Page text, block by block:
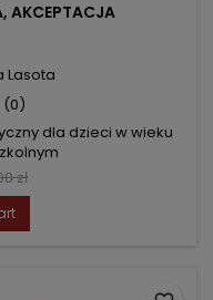
AKCEPTACJA
Lasota
(0)
dla dzieci w wieku
zł